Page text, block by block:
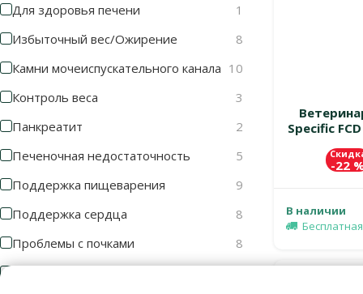
Для здоровья печени
1
Избыточный вес/Ожирение
8
Камни мочеиспускательного канала 10
Контроль веса
3
Панкреатит
2
Печеночная недостаточность
5
Поддержка пищеварения
9
Поддержка сердца
8
Проблемы с почками
8
Specific
-22
В наличии